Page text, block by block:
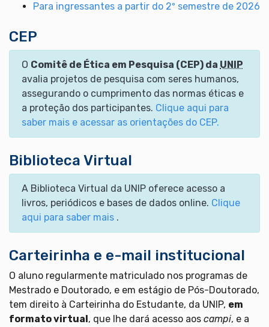
Para ingressantes a partir do 2º semestre de 2026
CEP
O Comitê de Ética em Pesquisa (CEP) da UNIP
avalia projetos de pesquisa com seres humanos,
assegurando o cumprimento das normas éticas e
a proteção dos participantes. Clique aqui para
saber mais e acessar as orientações do CEP.
Biblioteca Virtual
A Biblioteca Virtual da UNIP oferece acesso a
livros, periódicos e bases de dados online. Clique
aqui para saber mais .
Carteirinha e e-mail institucional
O aluno regularmente matriculado nos programas de
Mestrado e Doutorado, e em estágio de Pós-Doutorado,
tem direito à Carteirinha do Estudante, da UNIP, em
formato virtual , que lhe dará acesso aos campi, e a